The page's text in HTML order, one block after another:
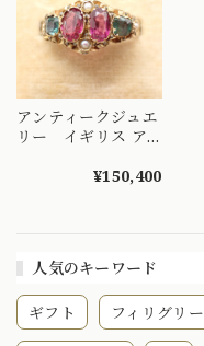
人気のキーワード
ギフト フィリグリー
アンティークジュエ
リー イギリス ア
K15 ロードライトガ
¥150,400